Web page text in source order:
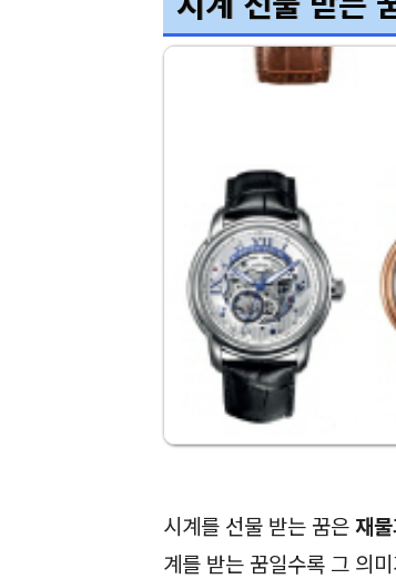
시계를 선물 받는 꿈은재
계를 받는 꿈일수록 그 의